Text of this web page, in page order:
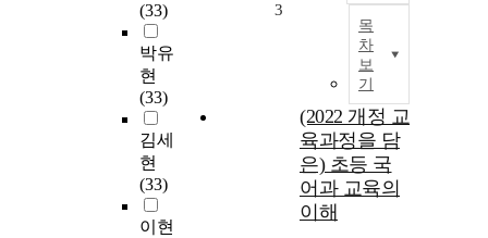
(33)
박유
현
(33)
김세
현
(33)
이현
목
차
보
기
3
(2022 개정 교
육과정을 담
은) 초등 국
어과 교육의
이해